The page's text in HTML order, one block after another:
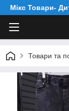
Мікс Товари-
Товари та